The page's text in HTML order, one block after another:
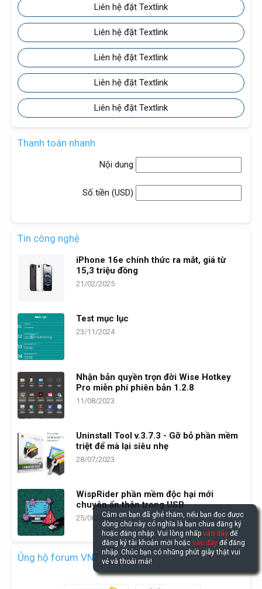
Liên hệ đặt Textlink
Liên hệ đặt Textlink
Liên hệ đặt Textlink
Liên hệ đặt Textlink
Liên hệ đặt Textlink
Thanh toán nhanh
Nội dung
Số tiền (USD)
Tin công nghệ
iPhone 16e chính thức ra mắt, giá từ
15,3 triệu đồng
21/02/2025
Test mục lục
23/11/2024
Nhận bản quyền trọn đời Wise Hotkey
Pro miễn phí phiên bản 1.2.8
11/08/2023
Uninstall Tool v.3.7.3 - Gỡ bỏ phần mềm
triệt để mà lại siêu nhẹ
28/07/2023
WispRider phần mềm độc hại mới
chuyên ẩn thân trong USB
25/06/2023
Ủng hộ forum VNT
Cảm ơn bạn đã ghé thăm, nếu bạn đọc được
dòng chữ này có nghĩa là bạn chưa đăng ký
hoặc đăng nhập. Vui lòng nhấpvào đây để
đăng ký tài khoản mới hoặcvào đây để đăng
nhập. Chúc bạn có những phút giây thật vui
vẻ và thoải mái!